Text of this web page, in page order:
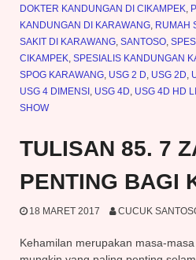
DOKTER KANDUNGAN DI CIKAMPEK,
KANDUNGAN DI KARAWANG, RUMAH
SAKIT DI KARAWANG, SANTOSO,
CIKAMPEK, SPESIALIS KANDUNGAN
SPOG KARAWANG, USG 2 D, USG 2D,
USG 4 DIMENSI, USG 4D, USG 4D HD
SHOW
TULISAN 85. 7
PENTING BAGI
18 MARET 2017 CUCUK
Kehamilan merupakan masa-